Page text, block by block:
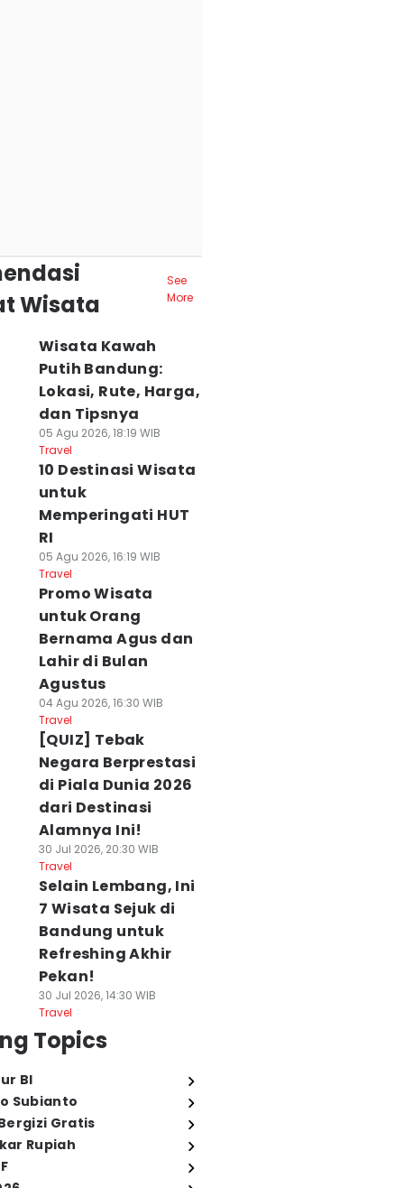
Wisata
See
More
Wisata Kawah
Putih Bandung:
Lokasi, Rute, Harga,
dan Tipsnya
05 Agu 2026, 18:19 WIB
Travel
10 Destinasi Wisata
untuk
Memperingati HUT
RI
05 Agu 2026, 16:19 WIB
Travel
Promo Wisata
untuk Orang
Bernama Agus dan
Lahir di Bulan
Agustus
04 Agu 2026, 16:30 WIB
Travel
[QUIZ] Tebak
Negara Berprestasi
di Piala Dunia 2026
dari Destinasi
Alamnya Ini!
30 Jul 2026, 20:30 WIB
Travel
Selain Lembang, Ini
7 Wisata Sejuk di
Bandung untuk
Refreshing Akhir
Pekan!
30 Jul 2026, 14:30 WIB
Travel
Topics
BI
Subianto
Gratis
Rupiah